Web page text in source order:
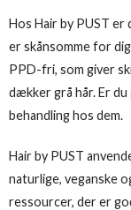
Hos Hair by PUST
er skånsomme for
PPD-fri, som giver
dækker grå hår. Er
behandling hos dem.
Hair by PUST
naturlige, veganske
ressourcer, der er